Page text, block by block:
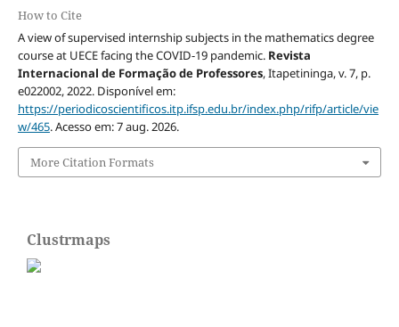
How to Cite
A view of supervised internship subjects in the mathematics degree
course at UECE facing the COVID-19 pandemic. Revista
Internacional de Formação de Professores, Itapetininga, v. 7, p.
e022002, 2022. Disponível em:
https://periodicoscientificos.itp.ifsp.edu.br/index.php/rifp/article/vie
w/465. Acesso em: 7 aug. 2026.
More Citation Formats
Clustrmaps